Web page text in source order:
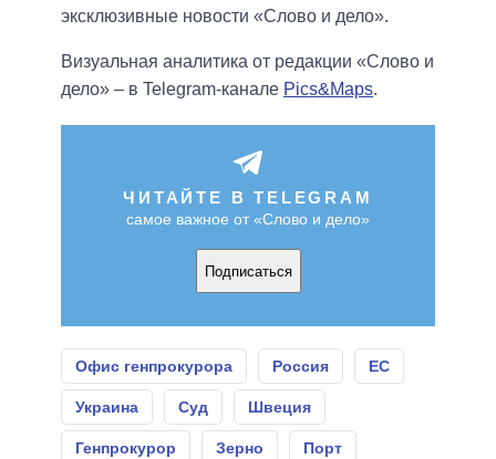
эксклюзивные новости «Слово и дело».
Визуальная аналитика от редакции «Слово и
дело» – в Telegram-канале Pics&Maps.
ЧИТАЙТЕ В TELEGRAM
самое важное от «Слово и дело»
Подписаться
Офис генпрокурора Россия ЕС
Украина Суд Швеция
Генпрокурор Зерно Порт